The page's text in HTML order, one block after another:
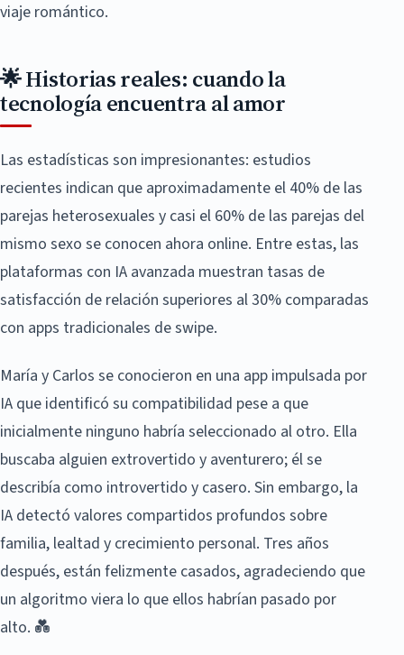
viaje romántico.
🌟 Historias reales: cuando la
tecnología encuentra al amor
Las estadísticas son impresionantes: estudios
recientes indican que aproximadamente el 40% de las
parejas heterosexuales y casi el 60% de las parejas del
mismo sexo se conocen ahora online. Entre estas, las
plataformas con IA avanzada muestran tasas de
satisfacción de relación superiores al 30% comparadas
con apps tradicionales de swipe.
María y Carlos se conocieron en una app impulsada por
IA que identificó su compatibilidad pese a que
inicialmente ninguno habría seleccionado al otro. Ella
buscaba alguien extrovertido y aventurero; él se
describía como introvertido y casero. Sin embargo, la
IA detectó valores compartidos profundos sobre
familia, lealtad y crecimiento personal. Tres años
después, están felizmente casados, agradeciendo que
un algoritmo viera lo que ellos habrían pasado por
alto. 💑